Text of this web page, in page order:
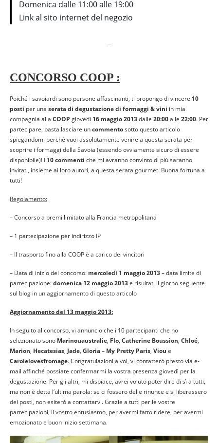
Domenica dalle 11:00 alle 19:00
Link al sito internet del negozio
CONCORSO COOP :
Poiché i savoiardi sono persone affascinanti, ti propongo di vincere 10
posti per una serata di degustazione di formaggi & vini in mia
compagnia alla COOP giovedì 16 maggio 2013dalle 20:00alle 22:00. Per
partecipare, basta lasciare uncommentosotto questo articolo
spiegandomi perché vuoi assolutamente venire a questa serata per
scoprire i formaggi della Savoia (essendo ovviamente sicuro di essere
disponibile)! I 10 commenti che mi avranno convinto di più saranno
invitati, insieme ai loro autori, a questa serata gourmet. Buona fortuna a
tutti!
Regolamento:
– Concorso a premi limitato alla Francia metropolitana
– 1 partecipazione per indirizzo IP
– Il trasporto fino alla COOP è a carico dei vincitori
– Data di inizio del concorso: mercoledì 1 maggio 2013– data limite di
partecipazione:domenica 12 maggio 2013e risultati il giorno seguente
sul blog in un aggiornamento di questo articolo
Aggiornamento del 13 maggio 2013:
In seguito al concorso, vi annuncio che i 10 partecipanti che ho
selezionato sono Marinouaustralie, Flo, Catherine Boussion, Chloé,
Marion, Hecatesias, Jade, Gloria – My Pretty Paris, Viou e
Carolelovesfromage. Congratulazioni a voi, vi contatterò presto via e-
mail affinché possiate confermarmi la vostra presenza giovedì per la
degustazione. Per gli altri, mi dispiace, avrei voluto poter dire di sì a tutti,
ma non è detta l’ultima parola: se ci fossero delle rinunce e si liberassero
dei posti, non esiterò a contattarvi. Grazie a tutti per le vostre
partecipazioni, il vostro entusiasmo, per avermi fatto ridere, per avermi
emozionato e buon inizio settimana.